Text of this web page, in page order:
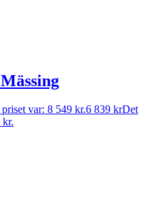
var: 8 549 kr.6 839 krDet
kr.